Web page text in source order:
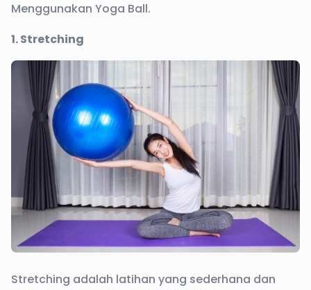
Menggunakan Yoga Ball.
1. Stretching
Stretching adalah latihan yang sederhana dan